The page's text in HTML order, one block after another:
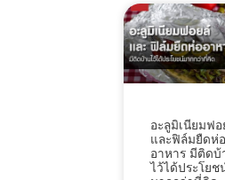
อะลูมิเนียมฟอ
และฟิล์มยืดห่อ
อาหาร มีติดบ้
ไว้ได้ประโยช